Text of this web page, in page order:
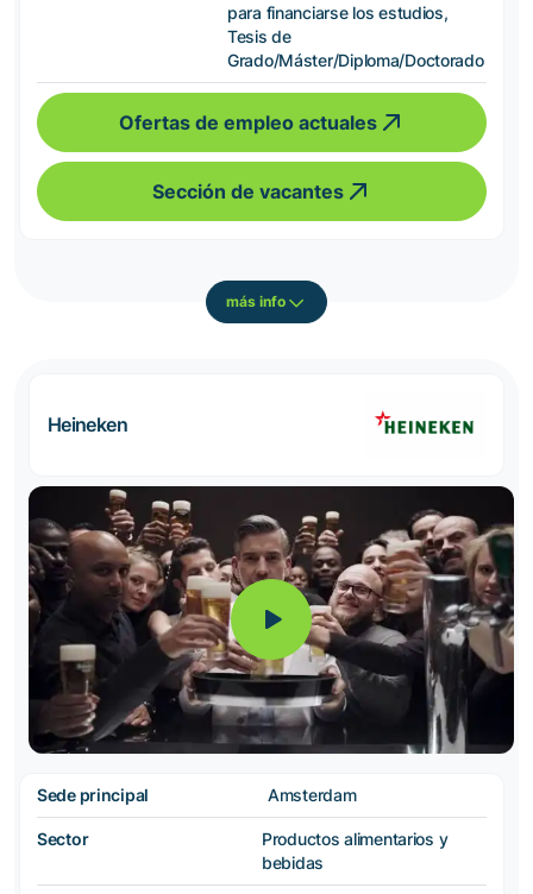
para financiarse los estudios,
Tesis de
Grado/Máster/Diploma/Doctorado
Ofertas de empleo actuales
Sección de vacantes
más info
Heineken
Sede principal Amsterdam
Sector
Productos alimentarios y
bebidas